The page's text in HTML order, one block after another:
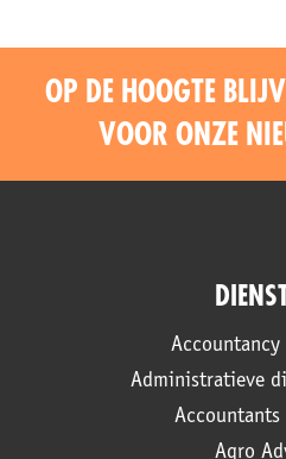
OP DE HOOGTE
VOOR ONZE
Accountancy
Administratieve
Accountants
Agro